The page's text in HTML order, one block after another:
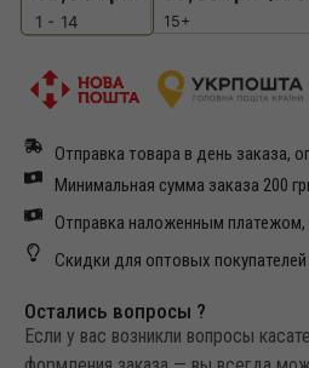
1 - 14
15+
Отправка товара в день заказа,
Минимальная сумма заказа 200
Отправка наложенным платежом,
Скидки для оптовых покупателей
Остались вопросы ?
Если у вас возникли вопросы